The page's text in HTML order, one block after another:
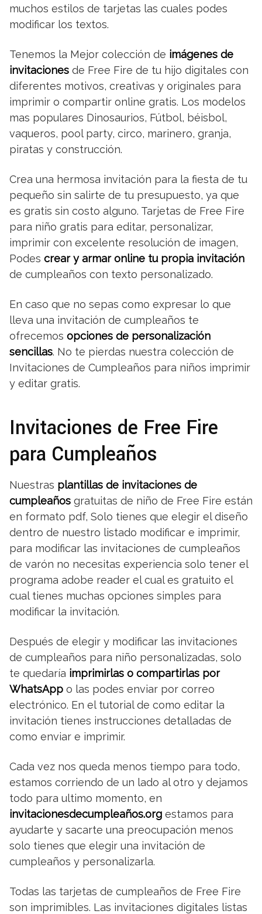
muchos estilos de tarjetas las cuales podes
modificar los textos.
Tenemos la Mejor colección de imágenes de
invitaciones de Free Fire de tu hijo digitales con
diferentes motivos, creativas y originales para
imprimir o compartir online gratis. Los modelos
mas populares Dinosaurios, Fútbol, béisbol,
vaqueros, pool party, circo, marinero, granja,
piratas y construcción.
Crea una hermosa invitación para la fiesta de tu
pequeño sin salirte de tu presupuesto, ya que
es gratis sin costo alguno. Tarjetas de Free Fire
para niño gratis para editar, personalizar,
imprimir con excelente resolución de imagen,
Podes crear y armar online tu propia invitación
de cumpleaños con texto personalizado.
En caso que no sepas como expresar lo que
lleva una invitación de cumpleaños te
ofrecemos opciones de personalización
sencillas. No te pierdas nuestra colección de
Invitaciones de Cumpleaños para niños imprimir
y editar gratis.
Invitaciones de Free Fire
para Cumpleaños
Nuestras plantillas de invitaciones de
cumpleaños gratuitas de niño de Free Fire están
en formato pdf, Solo tienes que elegir el diseño
dentro de nuestro listado modificar e imprimir,
para modificar las invitaciones de cumpleaños
de varón no necesitas experiencia solo tener el
programa adobe reader el cual es gratuito el
cual tienes muchas opciones simples para
modificar la invitación.
Después de elegir y modificar las invitaciones
de cumpleaños para niño personalizadas, solo
te quedaría imprimirlas o compartirlas por
WhatsApp o las podes enviar por correo
electrónico. En el tutorial de como editar la
invitación tienes instrucciones detalladas de
como enviar e imprimir.
Cada vez nos queda menos tiempo para todo,
estamos corriendo de un lado al otro y dejamos
todo para ultimo momento, en
invitacionesdecumpleaños.org estamos para
ayudarte y sacarte una preocupación menos
solo tienes que elegir una invitación de
cumpleaños y personalizarla.
Todas las tarjetas de cumpleaños de Free Fire
son imprimibles. Las invitaciones digitales listas